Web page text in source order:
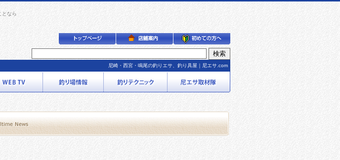
となら
尼崎・西宮・鳴尾の釣りエサ、釣り具屋｜尼エサ.com